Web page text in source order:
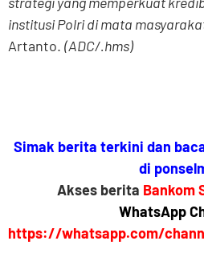
institusi Polri di mata
Artanto. (ADC/.hms)
Simak berita terkini dan
di
Akses berita Bankom
WhatsApp
https://whatsapp.com/